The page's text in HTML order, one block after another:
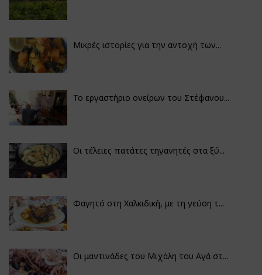
Μικρές ιστορίες για την αντοχή των...
Το εργαστήριο ονείρων του Στέφανου...
Οι τέλειες πατάτες τηγανητές στα ξύ...
Φαγητό στη Χαλκιδική, με τη γεύση τ...
Οι μαντινάδες του Μιχάλη του Αγά στ...